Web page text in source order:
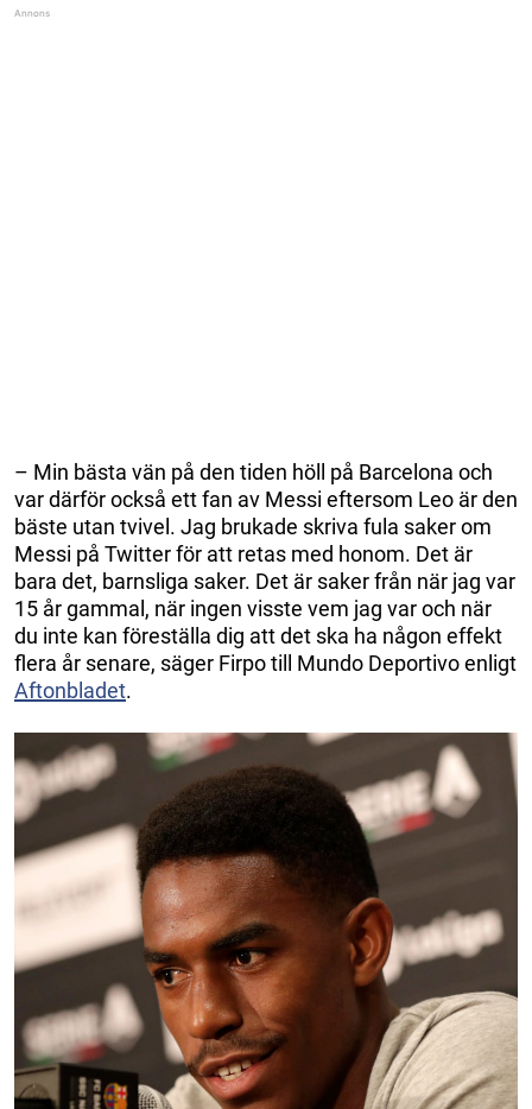
– Min bästa vän på den tiden höll på Barcelona och
var därför också ett fan av Messi eftersom Leo är den
bäste utan tvivel. Jag brukade skriva fula saker om
Messi på Twitter för att retas med honom. Det är
bara det, barnsliga saker. Det är saker från när jag var
15 år gammal, när ingen visste vem jag var och när
du inte kan föreställa dig att det ska ha någon effekt
flera år senare, säger Firpo till Mundo Deportivo enligt
Aftonbladet.